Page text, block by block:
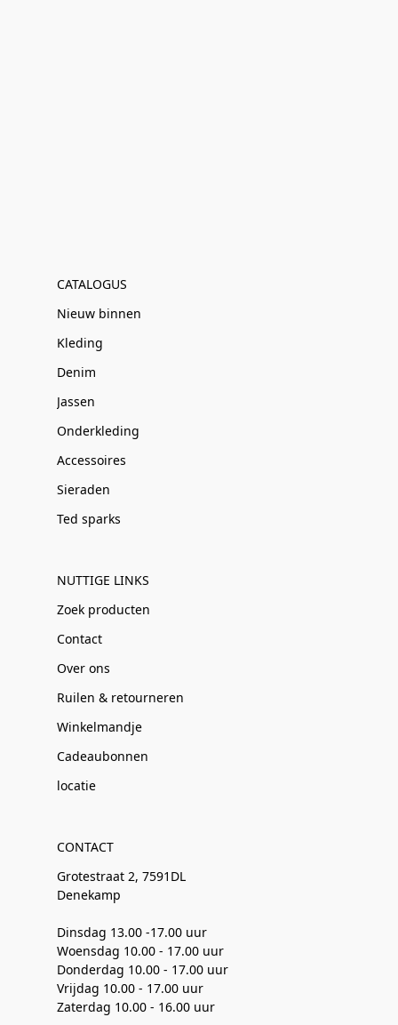
CATALOGUS
Nieuw binnen
Kleding
Denim
Jassen
Onderkleding
Accessoires
Sieraden
Ted sparks
NUTTIGE LINKS
Zoek producten
Contact
Over ons
Ruilen & retourneren
Winkelmandje
Cadeaubonnen
locatie
CONTACT
Grotestraat 2, 7591DL
Denekamp
Dinsdag 13.00 -17.00 uur
Woensdag 10.00 - 17.00 uur
Donderdag 10.00 - 17.00 uur
Vrijdag 10.00 - 17.00 uur
Zaterdag 10.00 - 16.00 uur